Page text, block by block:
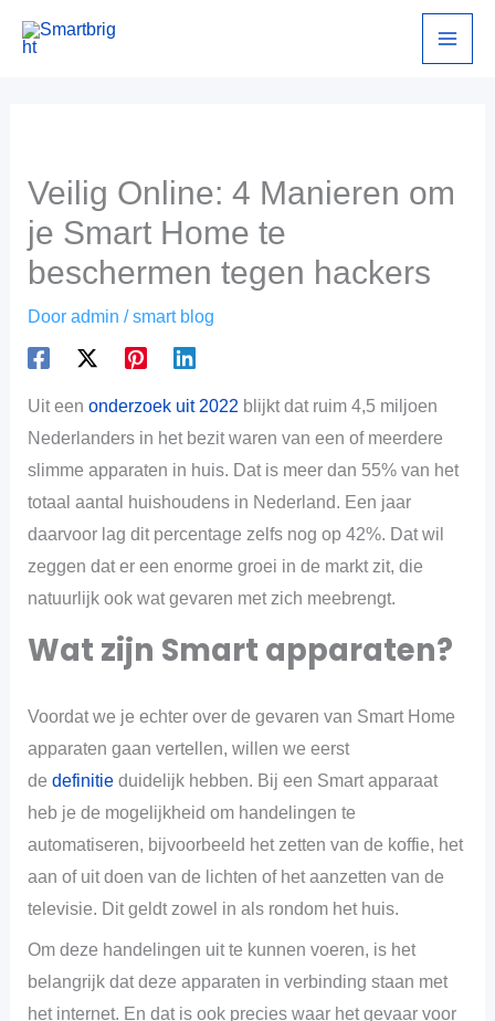
naar
Veilig Online: 4 Manieren om
je Smart Home te
beschermen tegen hackers
Door admin /smart blog
Uit een onderzoek uit 2022 blijkt dat ruim 4,5 miljoen
Nederlanders in het bezit waren van een of meerdere
slimme apparaten in huis. Dat is meer dan 55% van het
totaal aantal huishoudens in Nederland. Een jaar
daarvoor lag dit percentage zelfs nog op 42%. Dat wil
zeggen dat er een enorme groei in de markt zit, die
natuurlijk ook wat gevaren met zich meebrengt.
Wat zijn Smart apparaten?
Voordat we je echter over de gevaren van Smart Home
apparaten gaan vertellen, willen we eerst
de definitieduidelijk hebben. Bij een Smart apparaat
heb je de mogelijkheid om handelingen te
automatiseren, bijvoorbeeld het zetten van de koffie, het
aan of uit doen van de lichten of het aanzetten van de
televisie. Dit geldt zowel in als rondom het huis.
Om deze handelingen uit te kunnen voeren, is het
belangrijk dat deze apparaten in verbinding staan met
het internet. En dat is ook precies waar het gevaar voor